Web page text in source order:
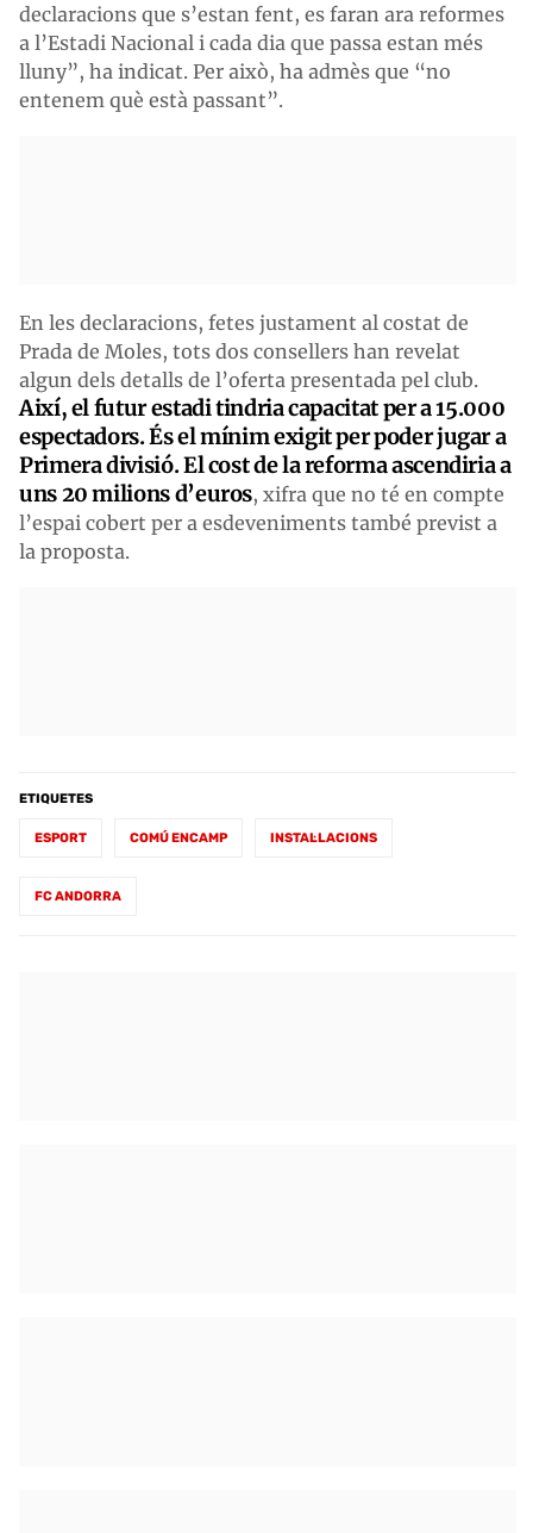
declaracions que s’estan fent, es faran ara reformes
a l’Estadi Nacional i cada dia que passa estan més
lluny”, ha indicat. Per això, ha admès que “no
entenem què està passant”.
En les declaracions, fetes justament al costat de
Prada de Moles, tots dos consellers han revelat
algun dels detalls de l’oferta presentada pel club.
Així, el futur estadi tindria capacitat per a 15.000
espectadors. És el mínim exigit per poder jugar a
Primera divisió. El cost de la reforma ascendiria a
uns 20 milions d’euros, xifra que no té en compte
l’espai cobert per a esdeveniments també previst a
la proposta.
ETIQUETES
ESPORT COMÚ ENCAMP INSTAL·LACIONS
FC ANDORRA